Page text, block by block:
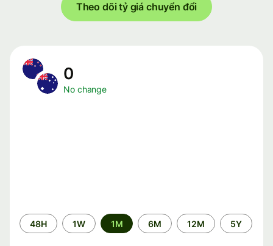
Theo dõi tỷ giá chuyển đổi
0
No change
Time
period
48H 1W 1M 6M 12M 5Y